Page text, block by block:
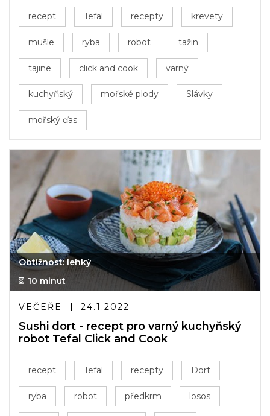
recept Tefal recepty krevety
mušle ryba robot tažin
tajine click and cook varný
kuchyňský mořské plody Slávky
mořský ďas
Obtížnost: lehký
10 minut
VEČEŘE 24.1.2022
Sushi dort - recept pro varný kuchyňský
robot Tefal Click and Cook
recept Tefal recepty Dort
ryba robot předkrm losos